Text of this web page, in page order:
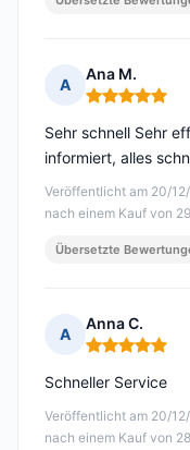
A
Ana M.
Hinweis: 5
Veröffentlicht am 20/
nach einem Kauf von
Sehr schnell Sehr
informiert, alles
Übersetzte
A
Anna C.
Hinweis: 5
Veröffentlicht am 20/
nach einem Kauf von
Schneller Service